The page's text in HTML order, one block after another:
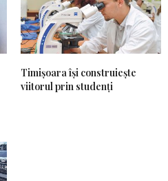
Timișoara își construiește
viitorul prin studenți